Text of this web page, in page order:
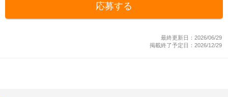
応募する
最終更新日：2026/06/29
掲載終了予定日：2026/12/29